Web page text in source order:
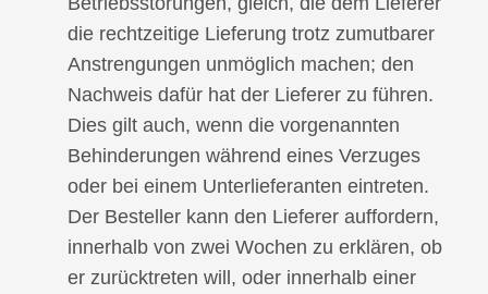
die rechtzeitige Lieferung trotz zumutbarer
Anstrengungen unmöglich machen; den
Nachweis dafür hat der Lieferer zu führen.
Dies gilt auch, wenn die vorgenannten
Behinderungen während eines Verzuges
oder bei einem Unterlieferanten eintreten.
Der Besteller kann den Lieferer auffordern,
innerhalb von zwei Wochen zu erklären, ob
er zurücktreten will, oder innerhalb einer